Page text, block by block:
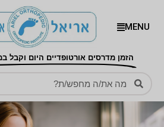
MENU
הזמן מדרסים אורטופדיים היום וקבל